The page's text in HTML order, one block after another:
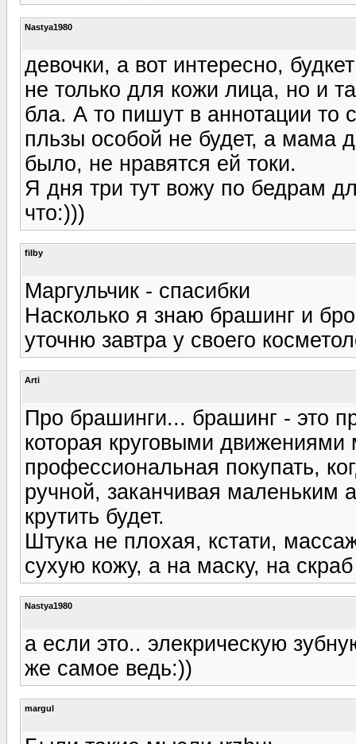
Nastya1980
девочки, а вот интересно,
не только для кожи лица, но и
бла. А то пишут в аннотации то
пльзы особой не будет, а мама
было, не нравятся ей токи.
Я дня три тут вожу по бедрам
что:)))
filby
Маргульчик - спасибки
Насколько я знаю брашинг и
уточню завтра у своего
Arti
Про брашинги... брашинг - это
которая круговыми
профессиональная покупать,
ручной, заканчивая маленьким
крутить будет.
Штука не плохая, кстати,
сухую кожу, а на маску, на
Nastya1980
а если это.. элекрическую
же самое ведь:))
margul